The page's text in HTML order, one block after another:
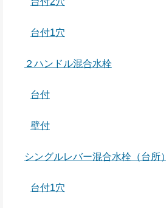
台付1穴
２ハンドル混合水栓
台付
壁付
シングルレバー混合水栓（台所）
台付1穴